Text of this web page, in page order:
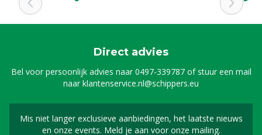
Direct advies
Bel voor persoonlijk advies naar0497-339787of stuur een mail
naarklantenservice.nl@schippers.eu
Mis niet langer exclusieve aanbiedingen, het laatste nieuws
en onze events. Meld je aan voor onze mailing.
Schrijf je in voor onze